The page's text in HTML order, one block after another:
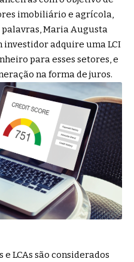
imobiliário e agrícola,
Maria Augusta
investidor adquire uma LCI
para esses setores, e
na forma de juros.
e LCAs são considerados